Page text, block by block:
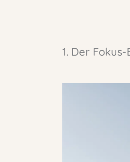
1. Der